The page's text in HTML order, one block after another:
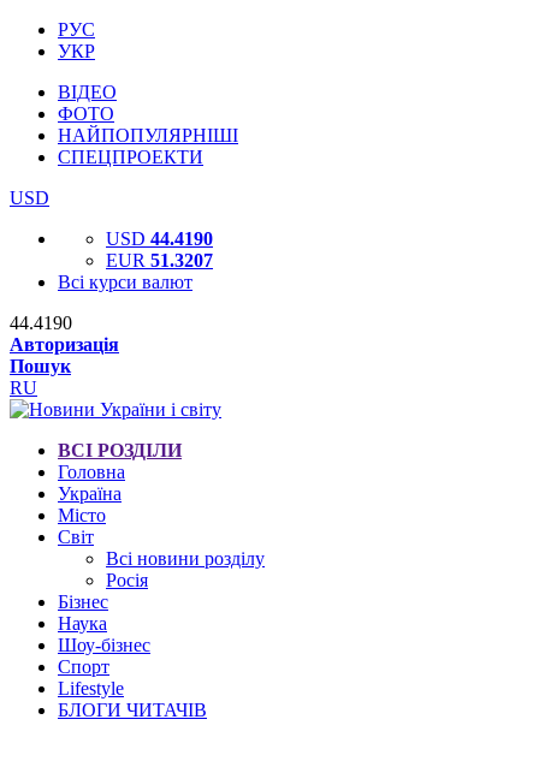
РУС
УКР
ВІДЕО
ФОТО
НАЙПОПУЛЯРНІШІ
СПЕЦПРОЕКТИ
USD
USD 44.4190
EUR 51.3207
Всі курси валют
44.4190
Авторизація
Пошук
RU
ВСІ РОЗДІЛИ
Головна
Україна
Місто
Світ
Всі новини розділу
Росія
Бізнес
Наука
Шоу-бізнес
Спорт
Lifestyle
БЛОГИ ЧИТАЧІВ